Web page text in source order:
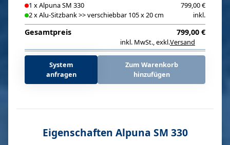
1 xAlpuna SM 330
799,00 €
2xAlu-Sitzbank >> verschiebbar 105 x 20 cm inkl.
Gesamtpreis
inkl. MwSt.,exkl.Versand
799,00 €
System
anfragen
Zum Warenkorb
hinzufügen
Eigenschaften Alpuna SM 330